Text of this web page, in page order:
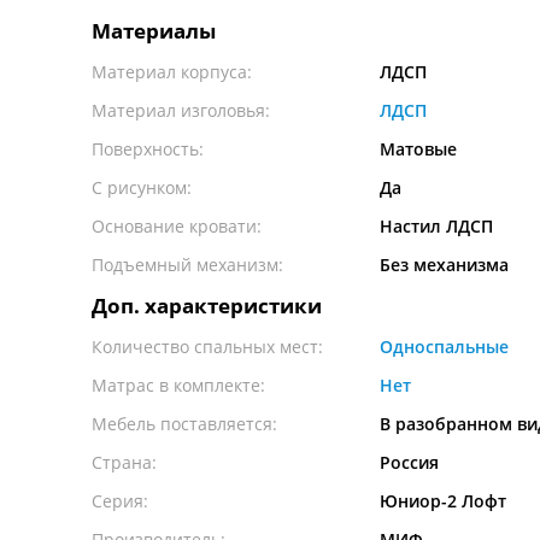
Материалы
Материал корпуса:
ЛДСП
Материал изголовья:
ЛДСП
Поверхность:
Матовые
С рисунком:
Да
Основание кровати:
Настил ЛДСП
Подъемный механизм:
Без механизма
Доп. характеристики
Количество спальных мест:
Односпальные
Матрас в комплекте:
Нет
Мебель поставляется:
В разобранном
Страна:
Россия
Серия:
Юниор-2 Лофт